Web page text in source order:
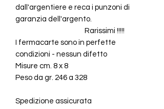
dall'argentiere e reca i punzoni di
garanzia dell'argento.
Rarissimi !!!!!
I fermacarte sono in perfette
condizioni - nessun difetto
Misure cm. 8 x 8
Peso da gr. 246 a 328
Spedizione assicurata